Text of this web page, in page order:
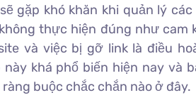
gặp khó khăn khi quản lý
thực hiện đúng như cam
và việc bị gỡ link là điều
khá phổ biến hiện nay và
buộc chắc chắn nào ở đây.